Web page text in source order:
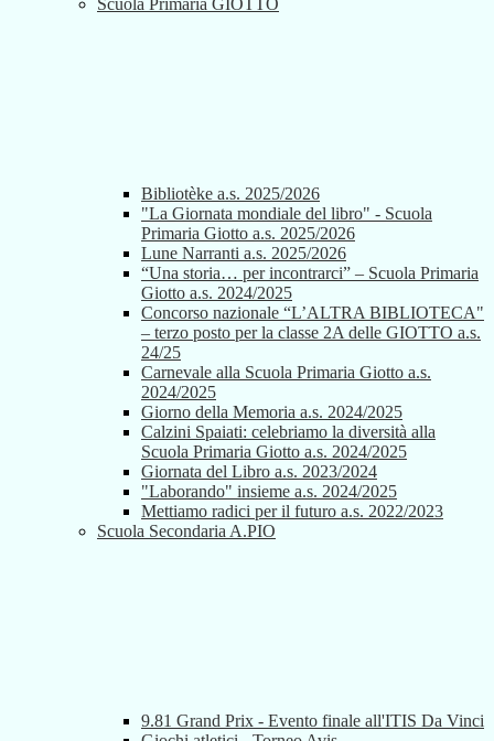
Scuola Primaria GIOTTO
Bibliotèke a.s. 2025/2026
"La Giornata mondiale del libro" - Scuola
Primaria Giotto a.s. 2025/2026
Lune Narranti a.s. 2025/2026
“Una storia… per incontrarci” – Scuola Primaria
Giotto a.s. 2024/2025
Concorso nazionale “L’ALTRA BIBLIOTECA"
– terzo posto per la classe 2A delle GIOTTO a.s.
24/25
Carnevale alla Scuola Primaria Giotto a.s.
2024/2025
Giorno della Memoria a.s. 2024/2025
Calzini Spaiati: celebriamo la diversità alla
Scuola Primaria Giotto a.s. 2024/2025
Giornata del Libro a.s. 2023/2024
"Laborando" insieme a.s. 2024/2025
Mettiamo radici per il futuro a.s. 2022/2023
Scuola Secondaria A.PIO
9.81 Grand Prix - Evento finale all'ITIS Da Vinci